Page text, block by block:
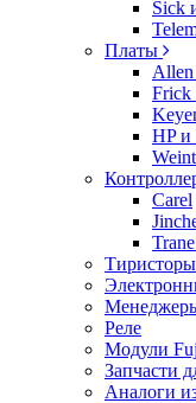
Sick
Платы
Frick
HP
Carel
Тиристоры
Реле
Модули
Запчасти
Аналоги